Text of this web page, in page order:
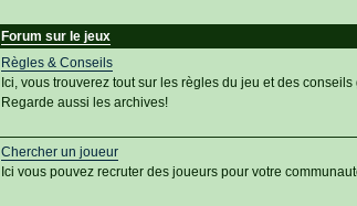
Forum sur le jeux
Règles & Conseils
Ici, vous trouverez tout sur les règles du jeu et des
Regarde aussi les archives!
Chercher un joueur
Ici vous pouvez recruter des joueurs pour votre